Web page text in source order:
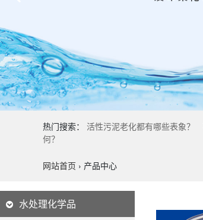
热门搜索： 活性污泥老化都有哪些表象？
何？
网站首页 › 产品中心
水处理化学品